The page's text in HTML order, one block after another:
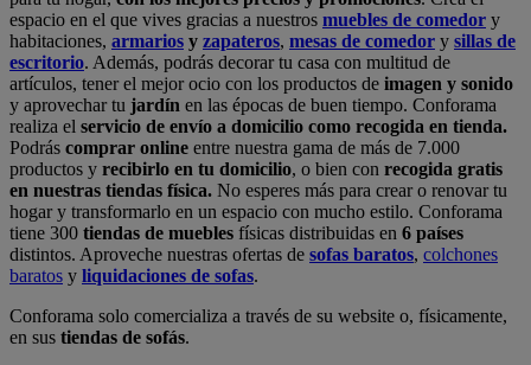
espacio en el que vives gracias a nuestros muebles de comedor y
habitaciones, armarios y zapateros, mesas de comedor y sillas de
escritorio. Además, podrás decorar tu casa con multitud de
artículos, tener el mejor ocio con los productos de imagen y sonido
y aprovechar tu jardín en las épocas de buen tiempo. Conforama
realiza el servicio de envío a domicilio como recogida en tienda.
Podrás comprar online entre nuestra gama de más de 7.000
productos y recibirlo en tu domicilio, o bien con recogida gratis
en nuestras tiendas física. No esperes más para crear o renovar tu
hogar y transformarlo en un espacio con mucho estilo. Conforama
tiene 300 tiendas de muebles físicas distribuidas en 6 países
distintos. Aproveche nuestras ofertas de sofas baratos, colchones
baratos y liquidaciones de sofas.
Conforama solo comercializa a través de su website o, físicamente,
en sus tiendas de sofás.